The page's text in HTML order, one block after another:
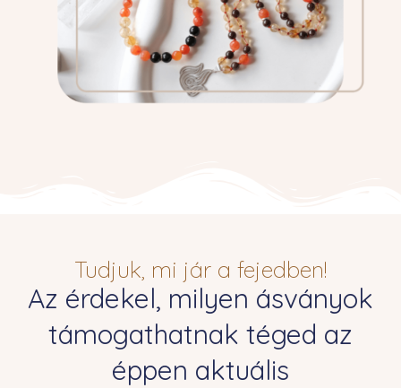
Tudjuk, mi jár a fejedben!
Az érdekel, milyen ásványok
támogathatnak téged az
éppen aktuális